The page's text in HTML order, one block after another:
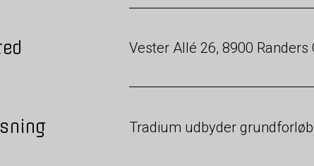
Vester Allé 26, 8900 Randers
Tradium udbyder